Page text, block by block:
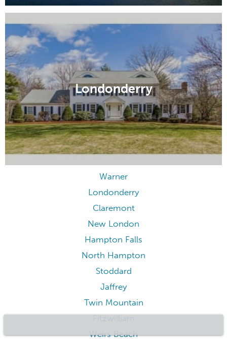
Londonderry
Warner
Londonderry
Claremont
New London
Hampton Falls
North Hampton
Stoddard
Jaffrey
Twin Mountain
Fitzwilliam
Weirs Beach